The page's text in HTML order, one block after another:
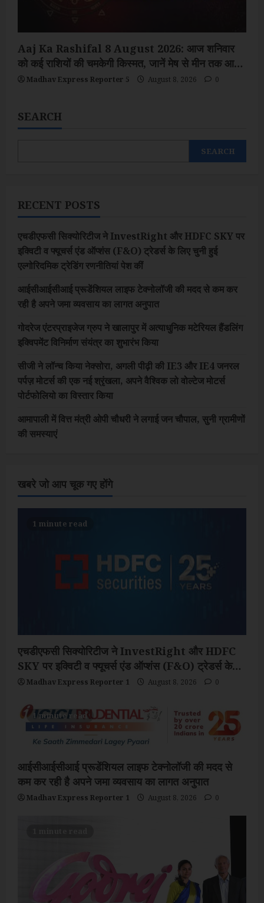
Aaj Ka Rashifal 8 August 2026: आज शनिवार
को कई राशियों की चमकेगी किस्मत, जानें मेष से मीन तक आज
का राशिफल
Madhav Express Reporter 5 August 8, 2026 0
SEARCH
SEARCH
RECENT POSTS
एचडीएफसी सिक्योरिटीज ने InvestRight और HDFC SKY पर
इक्विटी व फ्यूचर्स एंड ऑप्शंस (F&O) ट्रेडर्स के लिए चुनी हुई
एल्गोरिदमिक ट्रेडिंग रणनीतियां पेश कीं
आईसीआईसीआई प्रूडेंशियल लाइफ टेक्नोलॉजी की मदद से कम कर
रही है अपने जमा व्यवसाय का लागत अनुपात
गोदरेज एंटरप्राइजेज ग्रुप ने खालापुर में अत्याधुनिक मटेरियल हैंडलिंग
इक्विपमेंट विनिर्माण संयंत्र का शुभारंभ किया
सीजी ने लॉन्च किया नेक्सोरा, अगली पीढ़ी की IE3 और IE4 जनरल
पर्पज़ मोटर्स की एक नई श्रृंखला, अपने वैश्विक लो वोल्टेज मोटर्स
पोर्टफोलियो का विस्तार किया
आमापाली में वित्त मंत्री ओपी चौधरी ने लगाई जन चौपाल, सुनी ग्रामीणों
की समस्याएं
खबरे जो आप चूक गए होंगे
1 minute read
एचडीएफसी सिक्योरिटीज ने InvestRight और HDFC
SKY पर इक्विटी व फ्यूचर्स एंड ऑप्शंस (F&O) ट्रेडर्स के
लिए चुनी हुई एल्गोरिदमिक ट्रेडिंग रणनीतियां पेश कीं
Madhav Express Reporter 1 August 8, 2026 0
1 minute read
आईसीआईसीआई प्रूडेंशियल लाइफ टेक्नोलॉजी की मदद से
कम कर रही है अपने जमा व्यवसाय का लागत अनुपात
Madhav Express Reporter 1 August 8, 2026 0